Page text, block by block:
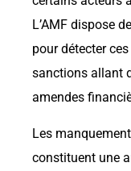
L’AMF dispose
pour détecter
sanctions allant
amendes
Les
constituent une